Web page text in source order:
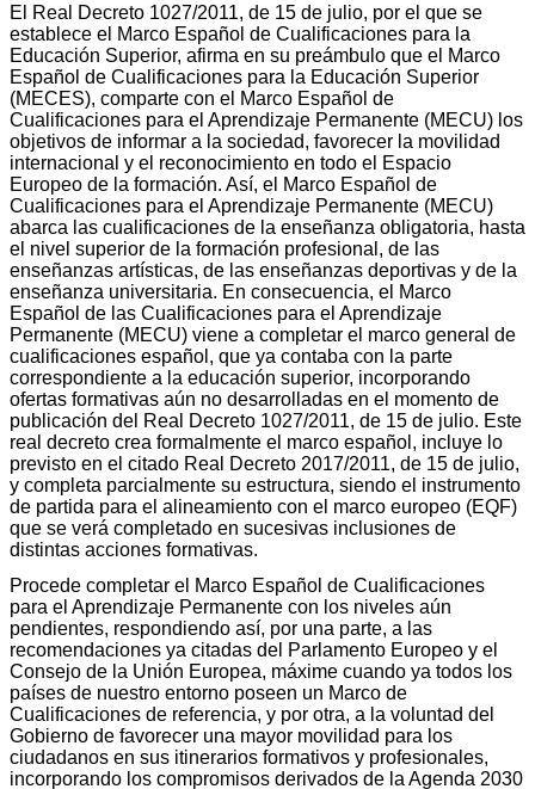
El Real Decreto 1027/2011, de 15 de julio, por el que se
establece el Marco Español de Cualificaciones para la
Educación Superior, afirma en su preámbulo que el Marco
Español de Cualificaciones para la Educación Superior
(MECES), comparte con el Marco Español de
Cualificaciones para el Aprendizaje Permanente (MECU) los
objetivos de informar a la sociedad, favorecer la movilidad
internacional y el reconocimiento en todo el Espacio
Europeo de la formación. Así, el Marco Español de
Cualificaciones para el Aprendizaje Permanente (MECU)
abarca las cualificaciones de la enseñanza obligatoria, hasta
el nivel superior de la formación profesional, de las
enseñanzas artísticas, de las enseñanzas deportivas y de la
enseñanza universitaria. En consecuencia, el Marco
Español de las Cualificaciones para el Aprendizaje
Permanente (MECU) viene a completar el marco general de
cualificaciones español, que ya contaba con la parte
correspondiente a la educación superior, incorporando
ofertas formativas aún no desarrolladas en el momento de
publicación del Real Decreto 1027/2011, de 15 de julio. Este
real decreto crea formalmente el marco español, incluye lo
previsto en el citado Real Decreto 2017/2011, de 15 de julio,
y completa parcialmente su estructura, siendo el instrumento
de partida para el alineamiento con el marco europeo (EQF)
que se verá completado en sucesivas inclusiones de
distintas acciones formativas.
Procede completar el Marco Español de Cualificaciones
para el Aprendizaje Permanente con los niveles aún
pendientes, respondiendo así, por una parte, a las
recomendaciones ya citadas del Parlamento Europeo y el
Consejo de la Unión Europea, máxime cuando ya todos los
países de nuestro entorno poseen un Marco de
Cualificaciones de referencia, y por otra, a la voluntad del
Gobierno de favorecer una mayor movilidad para los
ciudadanos en sus itinerarios formativos y profesionales,
incorporando los compromisos derivados de la Agenda 2030